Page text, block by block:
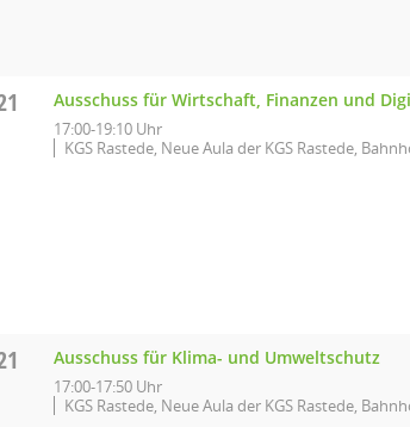
Ausschuss für Wirtschaft, Finanzen und
17:00-19:10 Uhr
KGS Rastede, Neue Aula der KGS Rastede,
Ausschuss für Klima- und Umweltschutz
17:00-17:50 Uhr
KGS Rastede, Neue Aula der KGS Rastede,